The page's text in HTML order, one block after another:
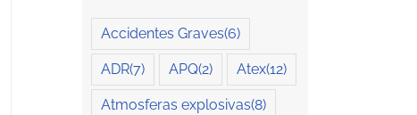
Accidentes Graves(6)
ADR(7) APQ(2) Atex(12)
Atmosferas explosivas(8)